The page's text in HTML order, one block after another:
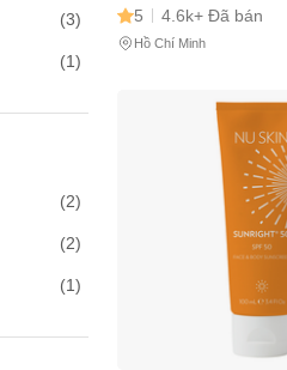
(1)
(1)
(3)
(1)
(2)
(2)
(1)
5 4.6k+ Đã bán
Hồ Chí Minh